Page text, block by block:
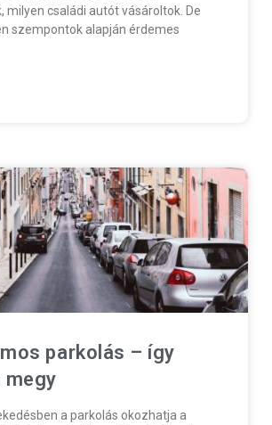
milyen családi autót vásároltok. De
szempontok alapján érdemes
parkolás – így
megy
a parkolás okozhatja a